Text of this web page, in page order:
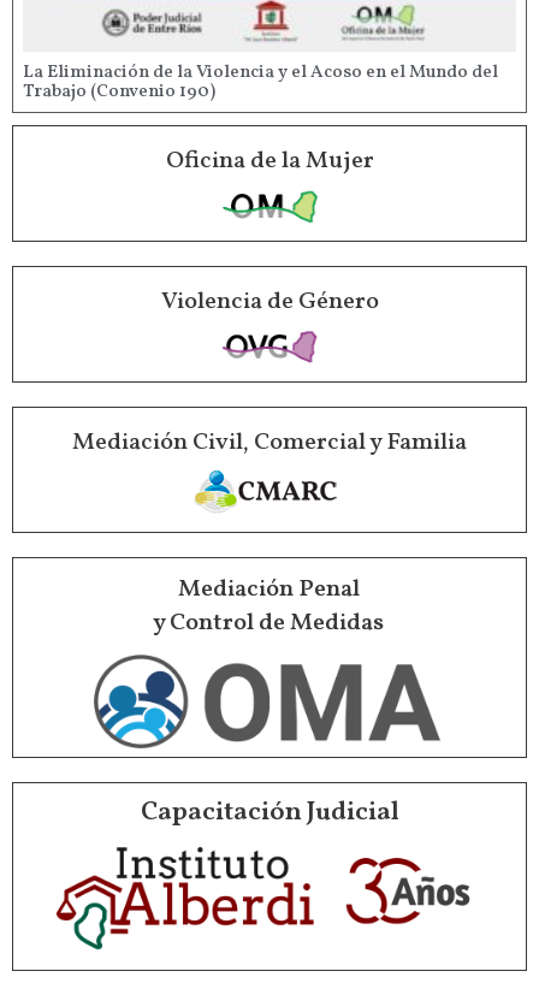
La Eliminación de la Violencia y el Acoso en el Mundo del
Trabajo (Convenio 190)
Oficina de la Mujer
Violencia de Género
Mediación Civil, Comercial y Familia
Mediación Penal
y Control de Medidas
Capacitación Judicial